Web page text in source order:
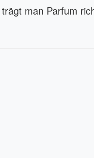
man Parfum